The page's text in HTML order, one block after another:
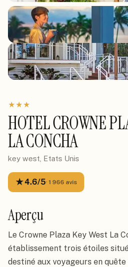
★★★
HOTEL CROWNE
LA CONCHA
key west, Etats Unis
★4.6/5· 1 966 avis
Aperçu
Le Crowne Plaza Key West La
établissement trois étoiles
destiné aux voyageurs en